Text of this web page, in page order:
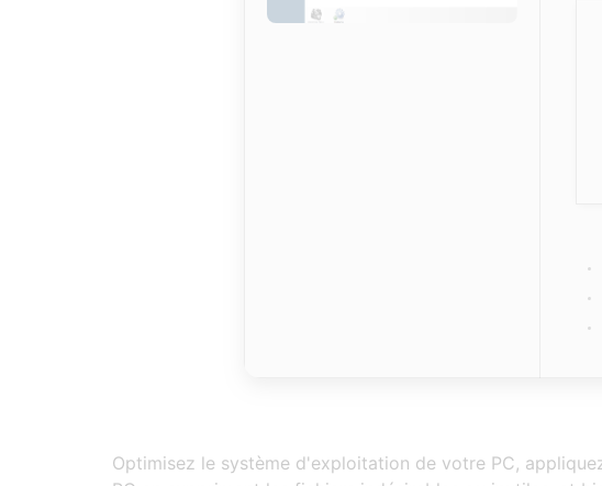
Optimisez le système d'exploitation de votre PC,